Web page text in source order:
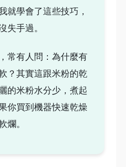
就學會了這些技巧，
失手過。
常有人問：為什麼有
？其實這跟米粉的乾
的米粉水分少，煮起
你買到機器快速乾燥
爛。